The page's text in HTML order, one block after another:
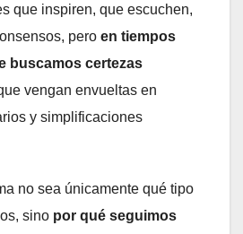
que inspiren, que escuchen,
pero en tiempos
buscamos certezas
vengan envueltas en
y simplificaciones
no sea únicamente qué tipo
sino por qué seguimos